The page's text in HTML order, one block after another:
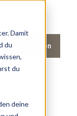
Damit
du
du
deine
abonnieren